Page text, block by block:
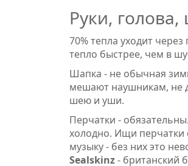
Руки,
70% тепла уходит
тепло быстрее, чем в
Шапка - не обычная
мешают наушникам, не
шею и уши.
Перчатки -
холодно. Ищи перчатки
музыку - без них это
Sealskinz- британский